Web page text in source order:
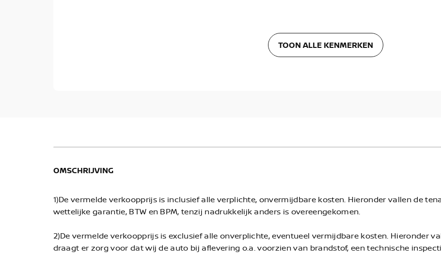
TOON ALLE KENMERKEN
OMSCHRIJVING
1)De vermelde verkoopprijs is inclusief alle verplichte, onvermijdbare kosten. Hieronder vallen de
wettelijke garantie, BTW en BPM, tenzij nadrukkelijk anders is overeengekomen.
2)De vermelde verkoopprijs is exclusief alle onverplichte, eventueel vermijdbare kosten. Hieronder
draagt er zorg voor dat wij de auto bij aflevering o.a. voorzien van brandstof, een technische